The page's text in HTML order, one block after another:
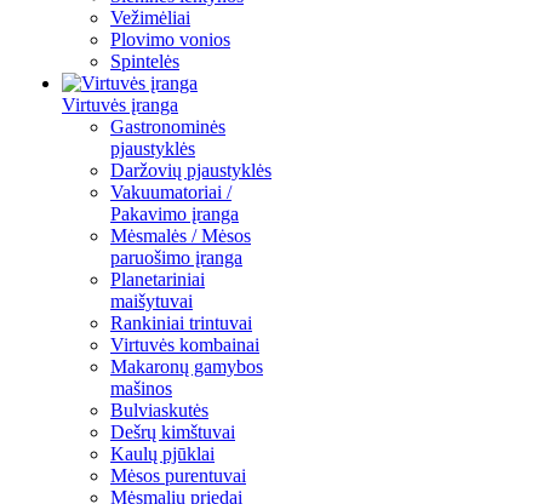
Vežimėliai
Plovimo vonios
Spintelės
Virtuvės įranga
Gastronominės
pjaustyklės
Daržovių pjaustyklės
Vakuumatoriai /
Pakavimo įranga
Mėsmalės / Mėsos
paruošimo įranga
Planetariniai
maišytuvai
Rankiniai trintuvai
Virtuvės kombainai
Makaronų gamybos
mašinos
Bulviaskutės
Dešrų kimštuvai
Kaulų pjūklai
Mėsos purentuvai
Mėsmalių priedai